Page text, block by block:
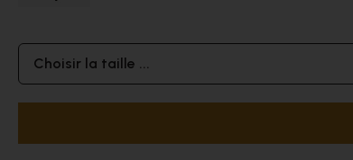
Choisir la taille ...